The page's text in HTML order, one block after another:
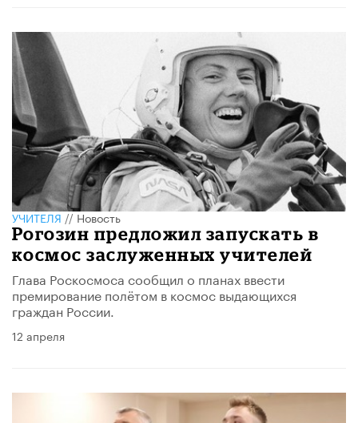
УЧИТЕЛЯ//Новость
Рогозин предложил запускать в
космос заслуженных учителей
Глава Роскосмоса сообщил о планах ввести
премирование полётом в космос выдающихся
граждан России.
12 апреля